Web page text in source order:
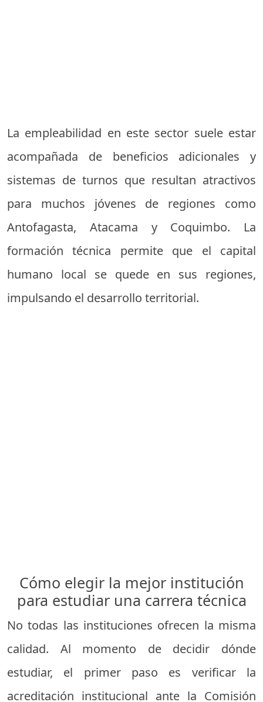
La empleabilidad en este sector suele estar
acompañada de beneficios adicionales y
sistemas de turnos que resultan atractivos
para muchos jóvenes de regiones como
Antofagasta, Atacama y Coquimbo. La
formación técnica permite que el capital
humano local se quede en sus regiones,
impulsando el desarrollo territorial.
Cómo elegir la mejor institución
para estudiar una carrera técnica
No todas las instituciones ofrecen la misma
calidad. Al momento de decidir dónde
estudiar, el primer paso es verificar la
acreditación institucional ante la Comisión